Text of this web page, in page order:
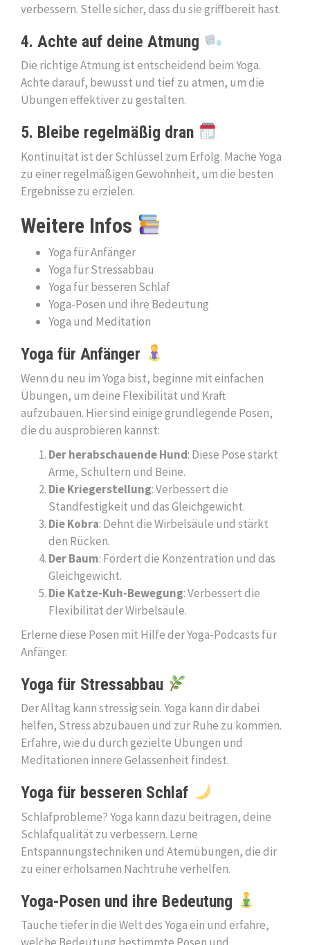
verbessern. Stelle sicher, dass du sie griffbereit hast.
4. Achte auf deine Atmung
Die richtige Atmung ist entscheidend beim Yoga.
Achte darauf, bewusst und tief zu atmen, um die
Übungen effektiver zu gestalten.
5. Bleibe regelmäßig dran
Kontinuität ist der Schlüssel zum Erfolg. Mache Yoga
zu einer regelmäßigen Gewohnheit, um die besten
Ergebnisse zu erzielen.
Weitere Infos
Yoga für Anfänger
Yoga für Stressabbau
Yoga für besseren Schlaf
Yoga-Posen und ihre Bedeutung
Yoga und Meditation
Yoga für Anfänger
Wenn du neu im Yoga bist, beginne mit einfachen
Übungen, um deine Flexibilität und Kraft
aufzubauen. Hier sind einige grundlegende Posen,
die du ausprobieren kannst:
Der herabschauende Hund: Diese Pose stärkt
Arme, Schultern und Beine.
Die Kriegerstellung: Verbessert die
Standfestigkeit und das Gleichgewicht.
Die Kobra: Dehnt die Wirbelsäule und stärkt
den Rücken.
Der Baum: Fördert die Konzentration und das
Gleichgewicht.
Die Katze-Kuh-Bewegung: Verbessert die
Flexibilität der Wirbelsäule.
Erlerne diese Posen mit Hilfe der Yoga-Podcasts für
Anfänger.
Yoga für Stressabbau
Der Alltag kann stressig sein. Yoga kann dir dabei
helfen, Stress abzubauen und zur Ruhe zu kommen.
Erfahre, wie du durch gezielte Übungen und
Meditationen innere Gelassenheit findest.
Yoga für besseren Schlaf
Schlafprobleme? Yoga kann dazu beitragen, deine
Schlafqualität zu verbessern. Lerne
Entspannungstechniken und Atemübungen, die dir
zu einer erholsamen Nachtruhe verhelfen.
Yoga-Posen und ihre Bedeutung
Tauche tiefer in die Welt des Yoga ein und erfahre,